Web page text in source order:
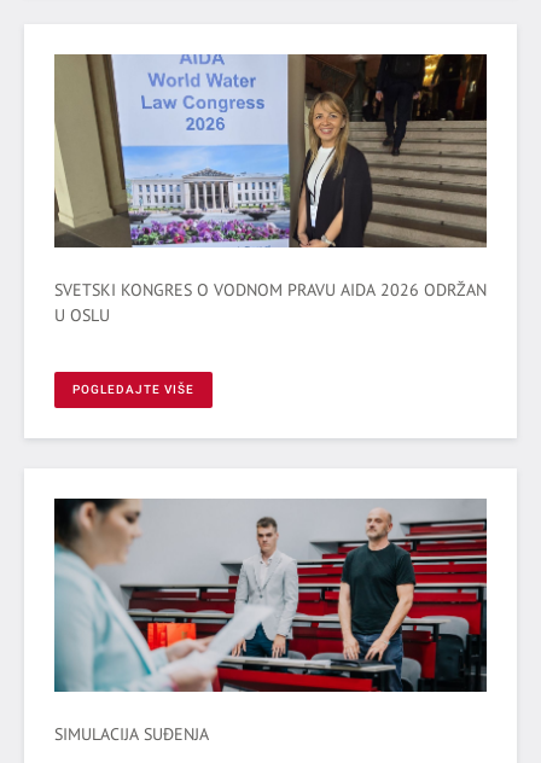
SVETSKI KONGRES O VODNOM PRAVU AIDA 2026 ODRŽAN
U OSLU
POGLEDAJTE VIŠE
SIMULACIJA SUĐENJA